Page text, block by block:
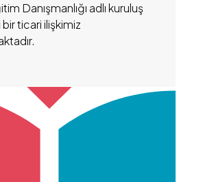
Danışmanlığı adlı kuruluş
ticari ilişkimiz